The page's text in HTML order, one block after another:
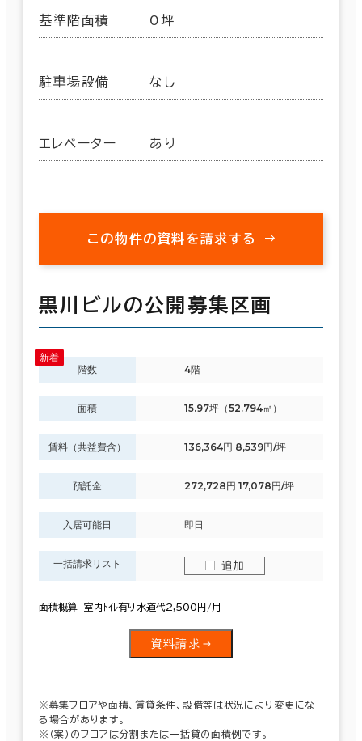
基準階面積 0坪
駐車場設備 なし
エレベーター あり
この物件の資料を請求する
黒川ビルの公開募集区画
階数 4階
面積 15.97坪（52.794㎡）
賃料（共益費含） 136,364円 8,539円/坪
預託金 272,728円 17,078円/坪
入居可能日 即日
一括請求リスト 追加
面積概算 室内ﾄｲﾚ有り水道代2,500円/月
資料請求
※募集フロアや面積、賃貸条件、設備等は状況により変更にな
る場合があります。
※（案）のフロアは分割または一括貸の面積例です。